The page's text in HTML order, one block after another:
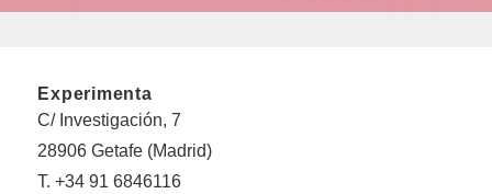
Experimenta
C/ Investigación, 7
28906 Getafe (Madrid)
T. +34 91 6846116